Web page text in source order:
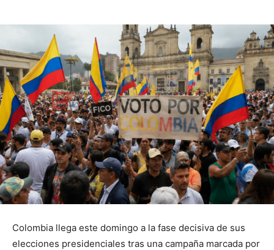
Colombia llega este domingo a la fase decisiva de sus
elecciones presidenciales tras una campaña marcada por